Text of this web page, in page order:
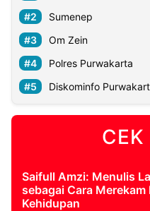
Sumenep
Om Zein
Polres Purwakarta
Diskominfo
CEK
Saifull Amzi: Menulis
sebagai Cara Merekam
Kehidupan